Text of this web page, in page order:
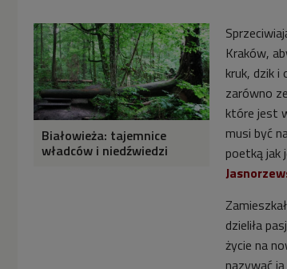
Białowieża: tajemnice
władców i niedźwiedzi
Kraków,
kruk, dzik i
zarówno
które jest
musi być
poetką jak
dzieliła
życie na
nazywać